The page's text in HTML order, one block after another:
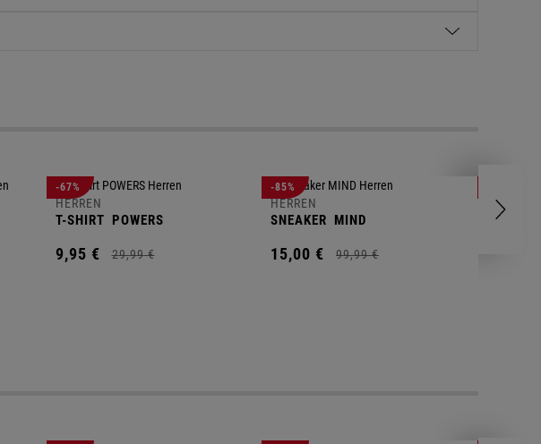
-67%
HERREN
T-SHIRT POWERS
9,95 € 29,99 €
-85%
HERREN
SNEAKER MIND
15,00 € 99,99 €